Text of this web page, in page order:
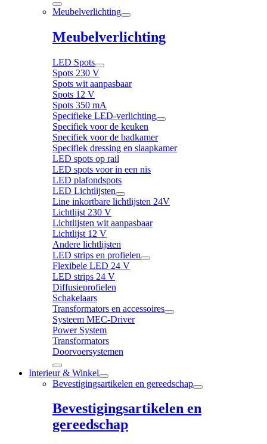
Meubelverlichting
Meubelverlichting
LED Spots
Spots 230 V
Spots wit aanpasbaar
Spots 12 V
Spots 350 mA
Specifieke LED-verlichting
Specifiek voor de keuken
Specifiek voor de badkamer
Specifiek dressing en slaapkamer
LED spots op rail
LED spots voor in een nis
LED plafondspots
LED Lichtlijsten
Line inkortbare lichtlijsten 24V
Lichtlijst 230 V
Lichtlijsten wit aanpasbaar
Lichtlijst 12 V
Andere lichtlijsten
LED strips en profielen
Flexibele LED 24 V
LED strips 24 V
Diffusieprofielen
Schakelaars
Transformators en accessoires
Systeem MEC-Driver
Power System
Transformators
Doorvoersystemen
Interieur & Winkel
Bevestigingsartikelen en gereedschap
Bevestigingsartikelen en
gereedschap